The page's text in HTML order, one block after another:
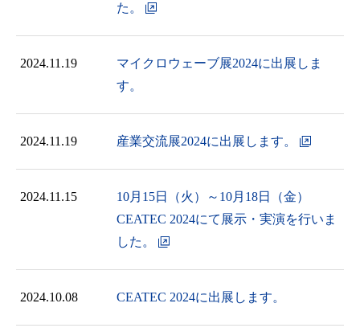
た。
2024.11.19
マイクロウェーブ展2024に出展しま
す。
2024.11.19 産業交流展2024に出展します。
2024.11.15
10月15日（火）～10月18日（金）
CEATEC 2024にて展示・実演を行いま
した。
2024.10.08 CEATEC 2024に出展します。